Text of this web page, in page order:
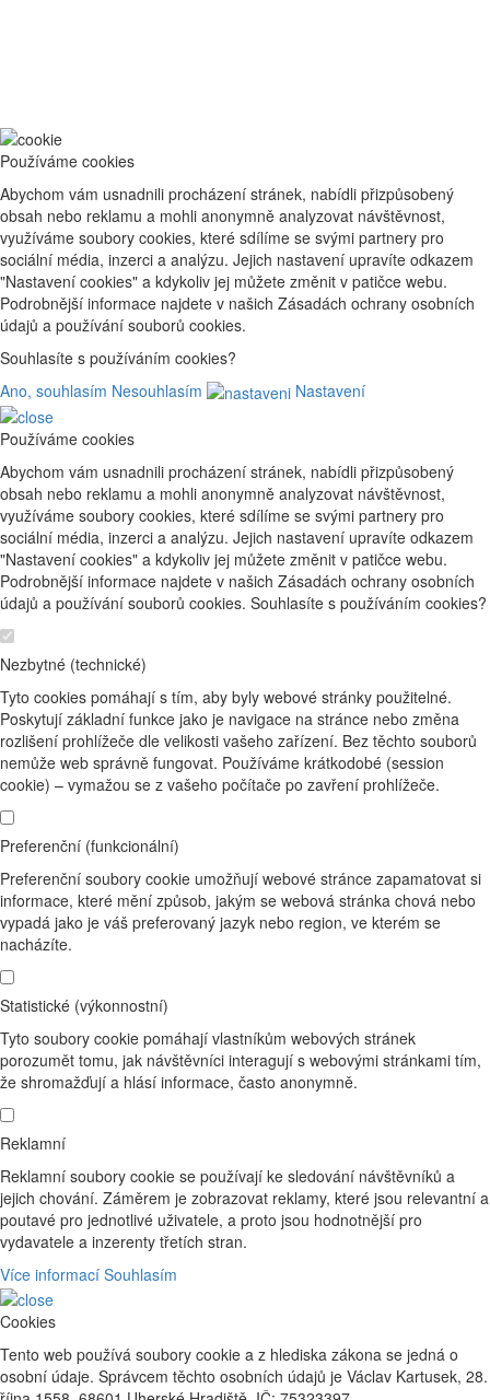
Používáme cookies
Abychom vám usnadnili procházení stránek, nabídli přizpůsobený
obsah nebo reklamu a mohli anonymně analyzovat návštěvnost,
využíváme soubory cookies, které sdílíme se svými partnery pro
sociální média, inzerci a analýzu. Jejich nastavení upravíte odkazem
"Nastavení cookies" a kdykoliv jej můžete změnit v patičce webu.
Podrobnější informace najdete v našich Zásadách ochrany osobních
údajů a používání souborů cookies.
Souhlasíte s používáním cookies?
Ano, souhlasím Nesouhlasím Nastavení
Používáme cookies
Abychom vám usnadnili procházení stránek, nabídli přizpůsobený
obsah nebo reklamu a mohli anonymně analyzovat návštěvnost,
využíváme soubory cookies, které sdílíme se svými partnery pro
sociální média, inzerci a analýzu. Jejich nastavení upravíte odkazem
"Nastavení cookies" a kdykoliv jej můžete změnit v patičce webu.
Podrobnější informace najdete v našich Zásadách ochrany osobních
údajů a používání souborů cookies. Souhlasíte s používáním cookies?
Nezbytné (technické)
Tyto cookies pomáhají s tím, aby byly webové stránky použitelné.
Poskytují základní funkce jako je navigace na stránce nebo změna
rozlišení prohlížeče dle velikosti vašeho zařízení. Bez těchto souborů
nemůže web správně fungovat. Používáme krátkodobé (session
cookie) – vymažou se z vašeho počítače po zavření prohlížeče.
Preferenční (funkcionální)
Preferenční soubory cookie umožňují webové stránce zapamatovat si
informace, které mění způsob, jakým se webová stránka chová nebo
vypadá jako je váš preferovaný jazyk nebo region, ve kterém se
nacházíte.
Statistické (výkonnostní)
Tyto soubory cookie pomáhají vlastníkům webových stránek
porozumět tomu, jak návštěvníci interagují s webovými stránkami tím,
že shromažďují a hlásí informace, často anonymně.
Reklamní
Reklamní soubory cookie se používají ke sledování návštěvníků a
jejich chování. Záměrem je zobrazovat reklamy, které jsou relevantní a
poutavé pro jednotlivé uživatele, a proto jsou hodnotnější pro
vydavatele a inzerenty třetích stran.
Více informací Souhlasím
Cookies
Tento web používá soubory cookie a z hlediska zákona se jedná o
osobní údaje. Správcem těchto osobních údajů je Václav Kartusek, 28.